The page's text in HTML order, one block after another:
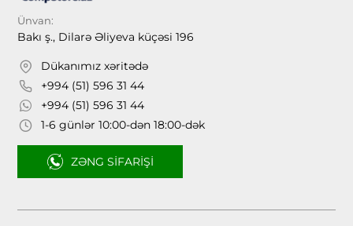
Ünvan:
Bakı ş., Dilarə Əliyeva küçəsi 196
Dükanımız xəritədə
+994 (51) 596 31 44
+994 (51) 596 31 44
1-6 günlər 10:00-dən 18:00-dək
ZƏNG SIFARIŞI